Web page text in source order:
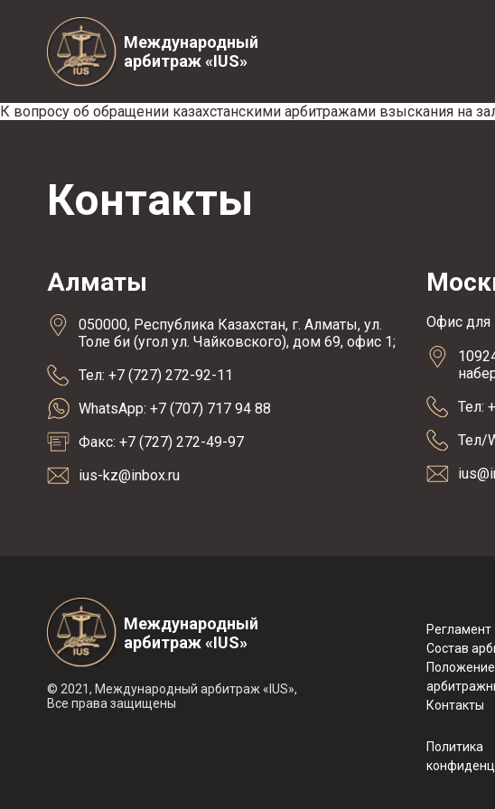
Международный
арбитраж «IUS»
К вопросу об обращении казахстанскими арбитражами взыскания на
Контакты
Алматы
050000, Республика Казахстан, г. Алматы, ул.
Толе би (угол ул. Чайковского), дом 69, офис 1;
Тел: +7 (727) 272-92-11
WhatsApp: +7 (707) 717 94 88
Факс: +7 (727) 272-49-97
ius-kz@inbox.ru
Офис для
Тел:
Тел/
Международный
арбитраж «IUS»
© 2021, Международный арбитраж «IUS»,
Все права защищены
Регламент
Состав
Контакты
Политика